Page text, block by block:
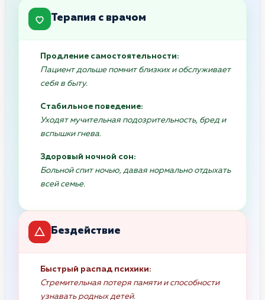
Терапия с врачом
Продление самостоятельности:
Пациент дольше помнит близких и обслуживает
себя в быту.
Стабильное поведение:
Уходят мучительная подозрительность, бред и
вспышки гнева.
Здоровый ночной сон:
Больной спит ночью, давая нормально отдыхать
всей семье.
Бездействие
Быстрый распад психики:
Стремительная потеря памяти и способности
узнавать родных детей.